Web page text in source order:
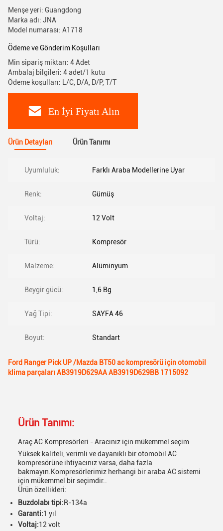
Menşe yeri: Guangdong
Marka adı: JNA
Model numarası: A1718
Ödeme ve Gönderim Koşulları
Min sipariş miktarı: 4 Adet
Ambalaj bilgileri: 4 adet/1 kutu
Ödeme koşulları: L/C, D/A, D/P, T/T
En İyi Fiyatı Alın
Ürün Detayları Ürün Tanımı
Uyumluluk: Farklı Araba Modellerine Uyar
Renk: Gümüş
Voltaj: 12 Volt
Türü: Kompresör
Malzeme: Alüminyum
Beygir gücü: 1,6 Bg
Yağ Tipi: SAYFA 46
Boyut: Standart
Ford Ranger Pick UP /Mazda BT50 ac kompresörü için otomobil
klima parçaları AB3919D629AA AB3919D629BB 1715092
Ürün Tanımı:
Araç AC Kompresörleri - Aracınız için mükemmel seçim
Yüksek kaliteli, verimli ve dayanıklı bir otomobil AC
kompresörüne ihtiyacınız varsa, daha fazla
bakmayın.Kompresörlerimiz herhangi bir araba AC sistemi
için mükemmel bir seçimdir..
Ürün özellikleri:
Buzdolabı tipi:R-134a
Garanti:1 yıl
Voltaj:12 volt